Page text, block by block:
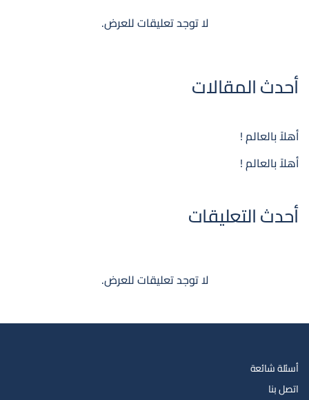
لا توجد تعليقات للعرض.
أحدث المقالات
أهلاً بالعالم !
أهلاً بالعالم !
أحدث التعليقات
لا توجد تعليقات للعرض.
أسئلة شائعة
اتصل بنا